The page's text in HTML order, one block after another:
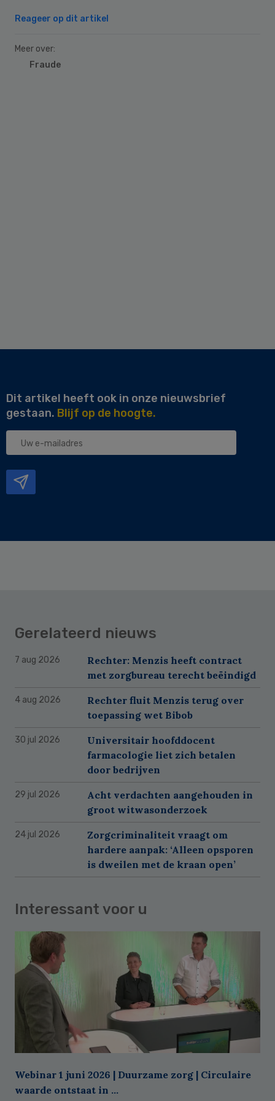
Reageer op dit artikel
Meer over:
Fraude
Dit artikel heeft ook in onze nieuwsbrief
gestaan. Blijf op de hoogte.
Uw
Gerelateerd nieuws
7 aug 2026
Rechter: Menzis heeft contract
met zorgbureau terecht beëindigd
4 aug 2026
Rechter fluit Menzis terug over
toepassing wet Bibob
30 jul 2026
Universitair hoofddocent
farmacologie liet zich betalen
door bedrijven
29 jul 2026
Acht verdachten aangehouden in
groot witwasonderzoek
24 jul 2026
Zorgcriminaliteit vraagt om
hardere aanpak: ‘Alleen opsporen
is dweilen met de kraan open’
Interessant voor u
Webinar 1 juni 2026 | Duurzame zorg | Circulaire
waarde ontstaat in ...